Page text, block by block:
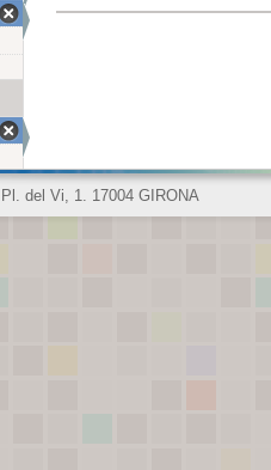
Pl. del Vi, 1. 17004 GIRONA